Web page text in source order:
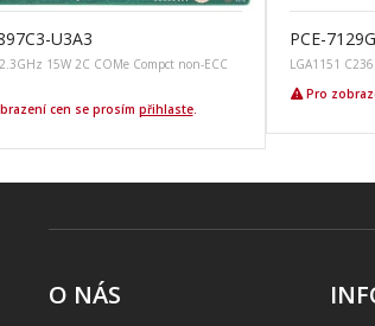
U3A3
15W 2C COMe Compct non-ECC
cen se prosím přihlaste.
PCE-
LGA1151
Pro
O NÁS